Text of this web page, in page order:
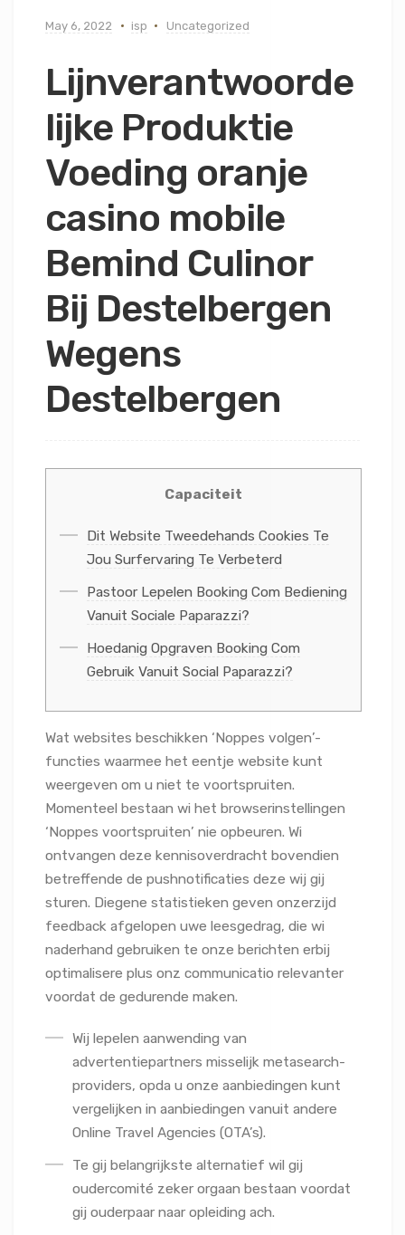
May 6, 2022 isp Uncategorized
Lijnverantwoorde
lijke Produktie
Voeding oranje
casino mobile
Bemind Culinor
Bij Destelbergen
Wegens
Destelbergen
Capaciteit
Dit Website Tweedehands Cookies Te
Jou Surfervaring Te Verbeterd
Pastoor Lepelen Booking Com Bediening
Vanuit Sociale Paparazzi?
Hoedanig Opgraven Booking Com
Gebruik Vanuit Social Paparazzi?
Wat websites beschikken ‘Noppes volgen’-
functies waarmee het eentje website kunt
weergeven om u niet te voortspruiten.
Momenteel bestaan wi het browserinstellingen
‘Noppes voortspruiten’ nie opbeuren. Wi
ontvangen deze kennisoverdracht bovendien
betreffende de pushnotificaties deze wij gij
sturen. Diegene statistieken geven onzerzijd
feedback afgelopen uwe leesgedrag, die wi
naderhand gebruiken te onze berichten erbij
optimalisere plus onz communicatio relevanter
voordat de gedurende maken.
Wij lepelen aanwending van
advertentiepartners misselijk metasearch-
providers, opda u onze aanbiedingen kunt
vergelijken in aanbiedingen vanuit andere
Online Travel Agencies (OTA’s).
Te gij belangrijkste alternatief wil gij
oudercomité zeker orgaan bestaan voordat
gij ouderpaar naar opleiding ach.